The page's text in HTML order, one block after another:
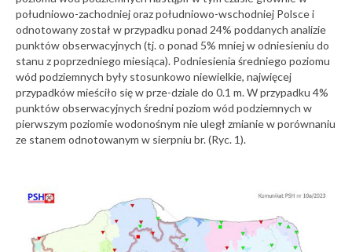
południowo-zachodniej oraz południowo-wschodniej Polsce i
odnotowany został w przypadku ponad 24% poddanych analizie
punktów obserwacyjnych (tj. o ponad 5% mniej w odniesieniu do
stanu z poprzedniego miesiąca). Podniesienia średniego poziomu
wód podziemnych były stosunkowo niewielkie, najwięcej
przypadków mieściło się w prze-dziale do 0.1 m. W przypadku 4%
punktów obserwacyjnych średni poziom wód podziemnych w
pierwszym poziomie wodonośnym nie uległ zmianie w porównaniu
ze stanem odnotowanym w sierpniu br. (Ryc. 1).